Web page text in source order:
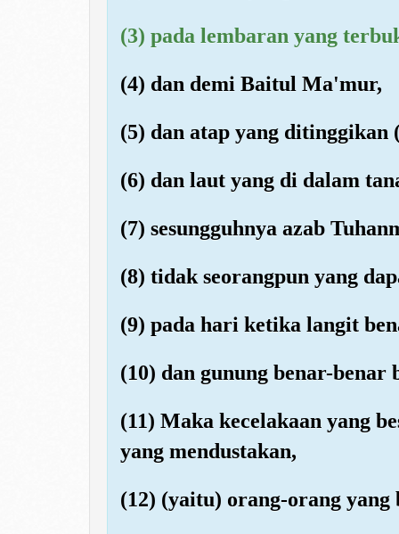
(3) pada lembaran yang
(4) dan demi Baitul Ma'mur,
(5) dan atap yang ditinggikan
(6) dan laut yang di dalam
(7) sesungguhnya azab
(8) tidak seorangpun yang
(9) pada hari ketika langit
(10) dan gunung benar-benar
(11) Maka kecelakaan yang
yang mendustakan,
(12) (yaitu) orang-orang